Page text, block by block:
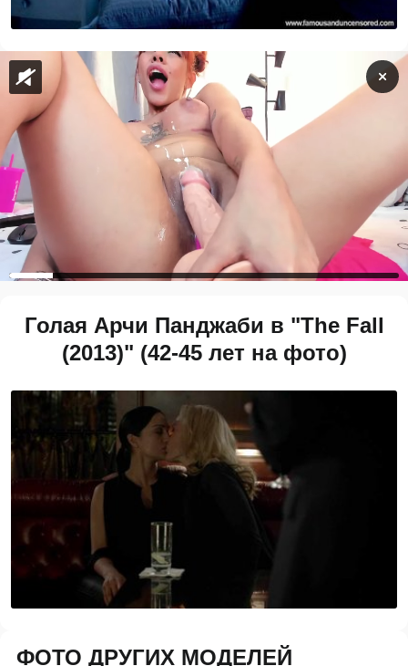
Голая Арчи Панджаби в "The Fall
(2013)" (42-45 лет на фото)
ФОТО ДРУГИХ МОДЕЛЕЙ